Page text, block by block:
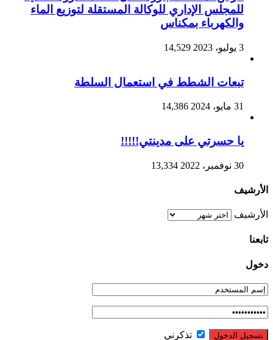
للمجلس الإداري للوكالة المستقلة لتوزيع الماء
والكهرباء بمكناس
3 يوليو، 2023 14,529
تبعات الشطط في استعمال السلطة
31 مايو، 2024 14,386
يا حسرتي على مدينتي!!!!!
30 نوفمبر، 2022 13,334
الأرشيف
الأرشيف
تابعنا
دخول
تذكرني